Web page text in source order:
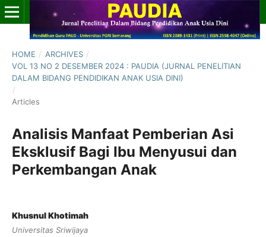
HOME / ARCHIVES /
VOL 13 NO 2 DESEMBER 2024 : PAUDIA (JURNAL PENELITIAN
DALAM BIDANG PENDIDIKAN ANAK USIA DINI)
/
Articles
Analisis Manfaat Pemberian Asi
Eksklusif Bagi Ibu Menyusui dan
Perkembangan Anak
Khusnul Khotimah
Universitas Sriwijaya